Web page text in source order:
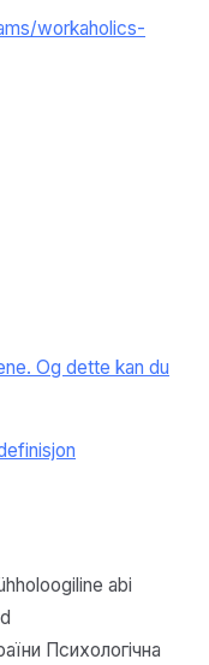
workaholics-
Og dette kan du
abi
Психологічна